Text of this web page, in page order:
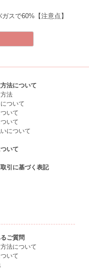
スで60% 【注意点】
法について
法
ついて
いて
いて
について
いて
引に基づく表記
ご質問
法について
いて